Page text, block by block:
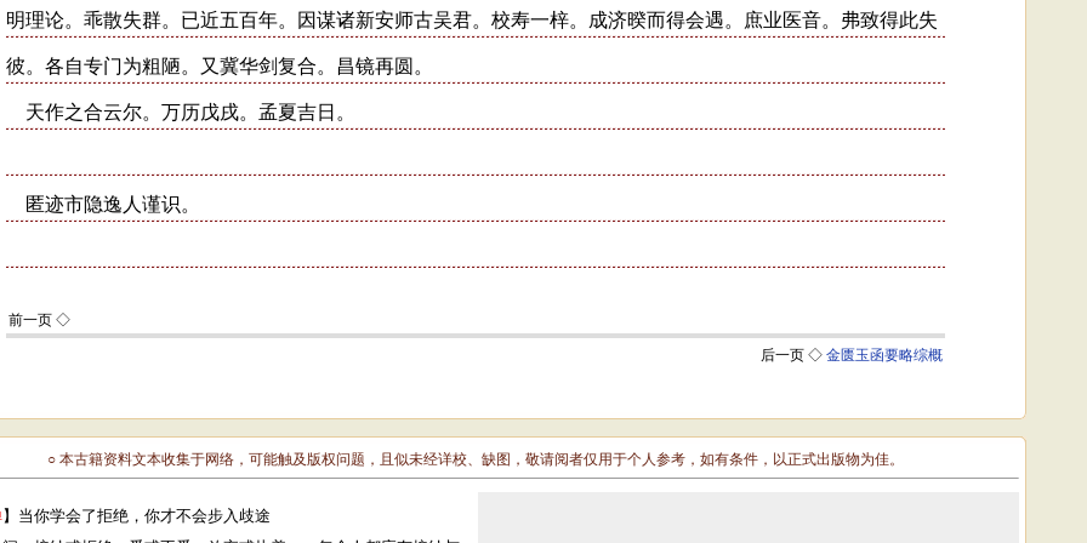
○ 本古籍资料文本收集于网络，可能触及版权问题，且似未经详校、缺图，敬请阅者仅用于个人参考，如有条件，以正式出版物为佳。
】当你学会了拒绝，你才不会步入歧途